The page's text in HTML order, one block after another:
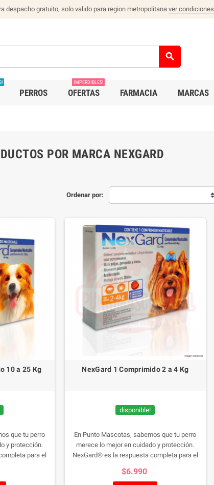
despacho gratuito, solo valido para region metropolitana ver condiciones
search
PERROS OFERTAS
IMPERDIBLES!
FARMACIA MARCAS
POR MARCA NEXGARD
Ordenar por:
10 a 25 Kg
que tu perro
y protección.
para el
sabor a carne
NexGard 1 Comprimido 2 a 4 Kg
disponible!
En Punto Mascotas, sabemos que tu perro
merece lo mejor en cuidado y protección.
NexGard® es la respuesta completa para el
antiparasitario masticable con sabor a carne
$6.990